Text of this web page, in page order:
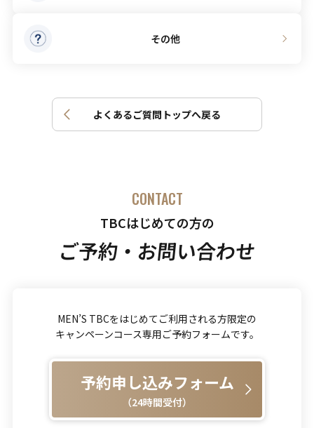
その他
よくあるご質問トップへ戻る
CONTACT
TBCはじめての方の
ご予約・お問い合わせ
MEN’S TBCをはじめてご利用される方限定の
キャンペーンコース専用ご予約フォームです。
予約申し込みフォーム
（24時間受付）